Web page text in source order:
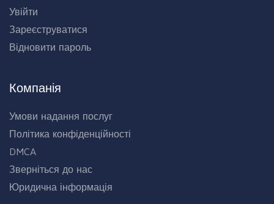
Увійти
Зареєструватися
Відновити пароль
Компанія
Умови надання послуг
Політика конфіденційності
DMCA
Зверніться до нас
Юридична інформація